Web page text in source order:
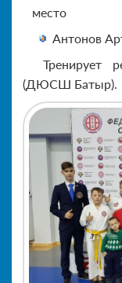
место
Антонов
Тренирует
(ДЮСШ Батыр).